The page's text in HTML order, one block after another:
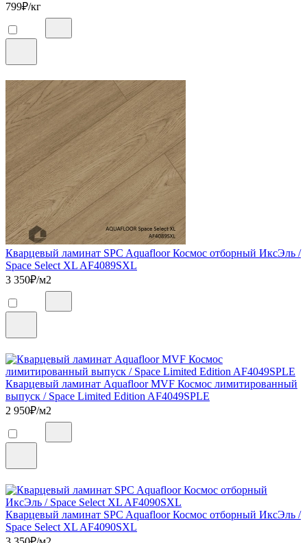
799₽/кг
Кварцевый ламинат SPC Aquafloor Космос отборный ИксЭль /
Space Select XL AF4089SXL
3 350₽/м2
Кварцевый ламинат Aquafloor MVF Космос лимитированный
выпуск / Space Limited Edition AF4049SPLE
2 950₽/м2
Кварцевый ламинат SPC Aquafloor Космос отборный ИксЭль /
Space Select XL AF4090SXL